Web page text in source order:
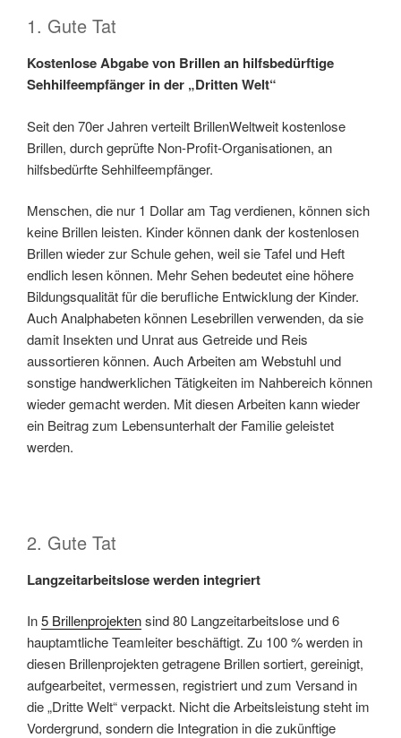
1. Gute Tat
Kostenlose Abgabe von Brillen an hilfsbedürftige
Sehhilfeempfänger in der „Dritten Welt“
Seit den 70er Jahren verteilt BrillenWeltweit kostenlose
Brillen, durch geprüfte Non-Profit-Organisationen, an
hilfsbedürfte Sehhilfeempfänger.
Menschen, die nur 1 Dollar am Tag verdienen, können sich
keine Brillen leisten. Kinder können dank der kostenlosen
Brillen wieder zur Schule gehen, weil sie Tafel und Heft
endlich lesen können. Mehr Sehen bedeutet eine höhere
Bildungsqualität für die berufliche Entwicklung der Kinder.
Auch Analphabeten können Lesebrillen verwenden, da sie
damit Insekten und Unrat aus Getreide und Reis
aussortieren können. Auch Arbeiten am Webstuhl und
sonstige handwerklichen Tätigkeiten im Nahbereich können
wieder gemacht werden. Mit diesen Arbeiten kann wieder
ein Beitrag zum Lebensunterhalt der Familie geleistet
werden.
2. Gute Tat
Langzeitarbeitslose werden integriert
In5 Brillenprojektensind 80 Langzeitarbeitslose und 6
hauptamtliche Teamleiter beschäftigt. Zu 100 % werden in
diesen Brillenprojekten getragene Brillen sortiert, gereinigt,
aufgearbeitet, vermessen, registriert und zum Versand in
die „Dritte Welt“ verpackt. Nicht die Arbeitsleistung steht im
Vordergrund, sondern die Integration in die zukünftige